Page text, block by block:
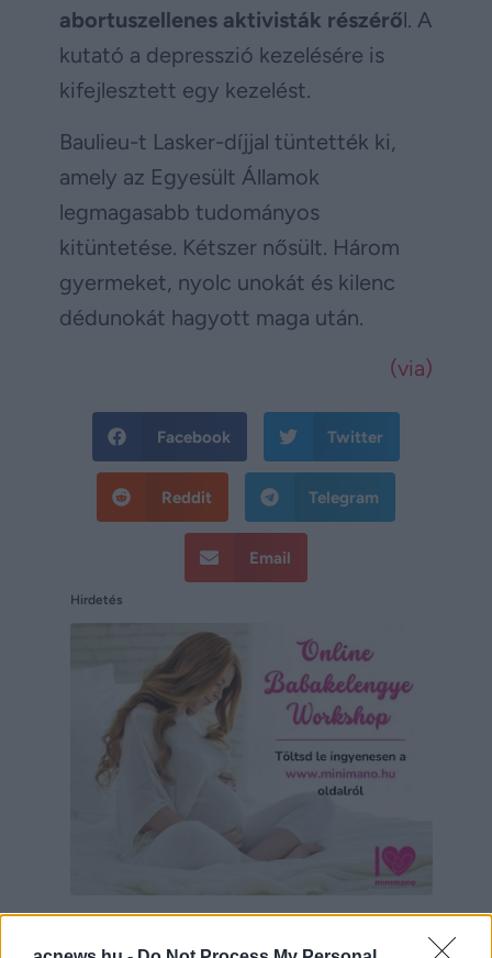
abortuszellenes aktivisták részéről. A
kutató a depresszió kezelésére is
kifejlesztett egy kezelést.
Baulieu-t Lasker-díjjal tüntették ki,
amely az Egyesült Államok
legmagasabb tudományos
kitüntetése. Kétszer nősült. Három
gyermeket, nyolc unokát és kilenc
dédunokát hagyott maga után.
(via)
Facebook Twitter
Reddit Telegram
Email
Hirdetés